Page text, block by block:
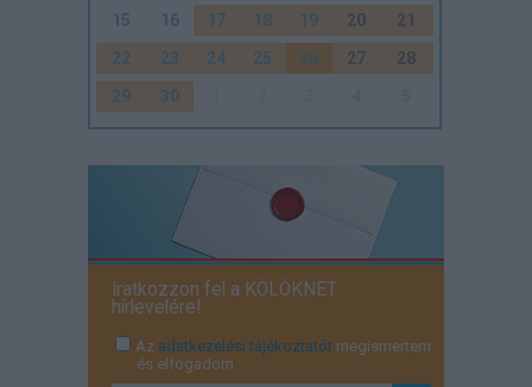
15
16 17 18 19 20
21
22
23 24 25 26 27
28
29
30
Iratkozzon fel a KÖLÖKNET
hírlevelére!
Az adatkezelési tájékoztatót megismertem
és elfogadom